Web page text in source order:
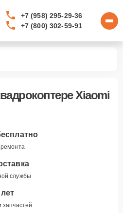
+7 (958) 295-29-36
+7 (800) 302-59-91
Xiaomi
службы
запчастей